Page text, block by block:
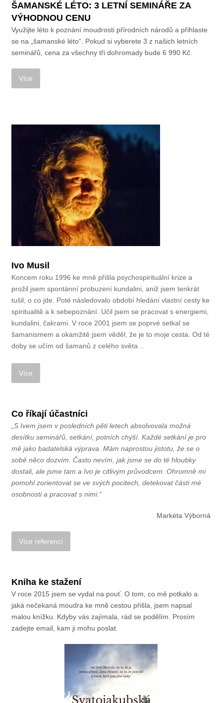
ŠAMANSKÉ LÉTO: 3 LETNÍ SEMINÁŘE ZA
VÝHODNOU CENU
Využijte léto k poznání moudrosti přírodních národů a přihlaste
se na „šamanské léto“. Pokud si vyberete 3 z našich letních
seminářů, cena za všechny tři dohromady bude 6 990 Kč.
Ivo Musil
Koncem roku 1996 ke mně přišla psychospirituální krize a
prožil jsem spontánní probuzení kundalini, aniž jsem tenkrát
tušil, o co jde. Poté následovalo období hledání vlastní cesty ke
spiritualitě a k sebepoznání. Učil jsem se pracovat s energiemi,
kundalini, čakrami. V roce 2001 jsem se poprvé setkal se
šamanismem a okamžitě jsem věděl, že je to moje cesta. Od té
doby se učím od šamanů z celého světa…
Co říkají účastníci
„S Ivem jsem v posledních pěti letech absolvovala možná
desítku seminářů, setkání, potních chýší. Každé setkání je pro
mě jako badatelská výprava. Mám naprostou jistotu, že se o
sobě něco dozvím. Často nevím, jak jsme se do té hloubky
dostali, ale jsme tam a Ivo je citlivým průvodcem. Ohromně mi
pomohl zorientovat se ve svých pocitech, detekovat části mé
osobnosti a pracovat s nimi.“
Markéta Výborná
Kniha ke stažení
V roce 2015 jsem se vydal na pouť. O tom, co mě potkalo a
jaká nečekaná moudra ke mně cestou přišla, jsem napsal
malou knížku. Kdyby vás zajímala, rád se podělím. Prosím
zadejte email, kam ji mohu poslat.